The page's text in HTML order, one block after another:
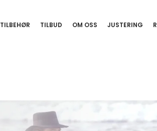
TILBEHØR TILBUD OM OSS JUSTERING